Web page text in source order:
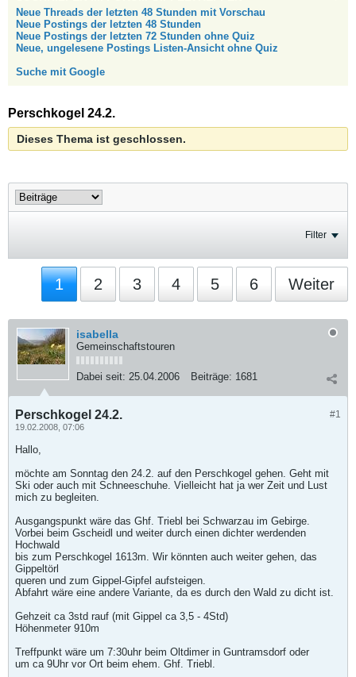
Neue Threads der letzten 48 Stunden mit Vorschau
Neue Postings der letzten 48 Stunden
Neue Postings der letzten 72 Stunden ohne Quiz
Neue, ungelesene Postings Listen-Ansicht ohne Quiz
Suche mit Google
Perschkogel 24.2.
Dieses Thema ist geschlossen.
Filter
1 2 3 4 5 6 Weiter
isabella
Gemeinschaftstouren
Dabei seit: 25.04.2006 Beiträge: 1681
#1
Perschkogel 24.2.
19.02.2008, 07:06
Hallo,
möchte am Sonntag den 24.2. auf den Perschkogel gehen. Geht mit
Ski oder auch mit Schneeschuhe. Vielleicht hat ja wer Zeit und Lust
mich zu begleiten.
Ausgangspunkt wäre das Ghf. Triebl bei Schwarzau im Gebirge.
Vorbei beim Gscheidl und weiter durch einen dichter werdenden
Hochwald
bis zum Perschkogel 1613m. Wir könnten auch weiter gehen, das
Gippeltörl
queren und zum Gippel-Gipfel aufsteigen.
Abfahrt wäre eine andere Variante, da es durch den Wald zu dicht ist.
Gehzeit ca 3std rauf (mit Gippel ca 3,5 - 4Std)
Höhenmeter 910m
Treffpunkt wäre um 7:30uhr beim Oltdimer in Guntramsdorf oder
um ca 9Uhr vor Ort beim ehem. Ghf. Triebl.